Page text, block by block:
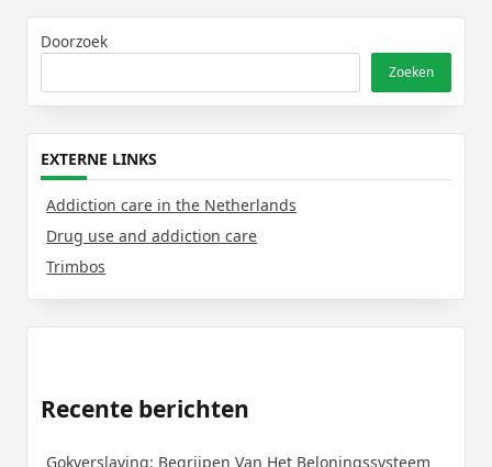
Doorzoek
Zoeken
EXTERNE LINKS
Addiction care in the Netherlands
Drug use and addiction care
Trimbos
Recente berichten
Gokverslaving: Begrijpen Van Het Beloningssysteem